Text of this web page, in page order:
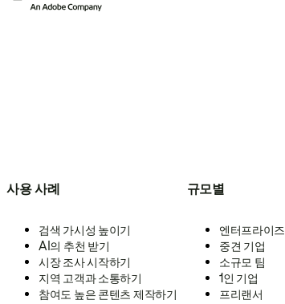
사용 사례
검색 가시성 높이기
AI의 추천 받기
시장 조사 시작하기
지역 고객과 소통하기
참여도 높은 콘텐츠 제작하기
규모별
엔터프라이즈
중견 기업
소규모 팀
1인 기업
프리랜서